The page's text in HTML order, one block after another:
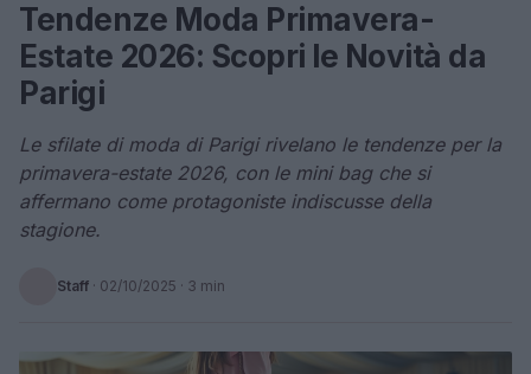
Tendenze Moda Primavera-
Estate 2026: Scopri le Novità da
Parigi
Le sfilate di moda di Parigi rivelano le tendenze per la
primavera-estate 2026, con le mini bag che si
affermano come protagoniste indiscusse della
stagione.
Staff · 02/10/2025 · 3 min